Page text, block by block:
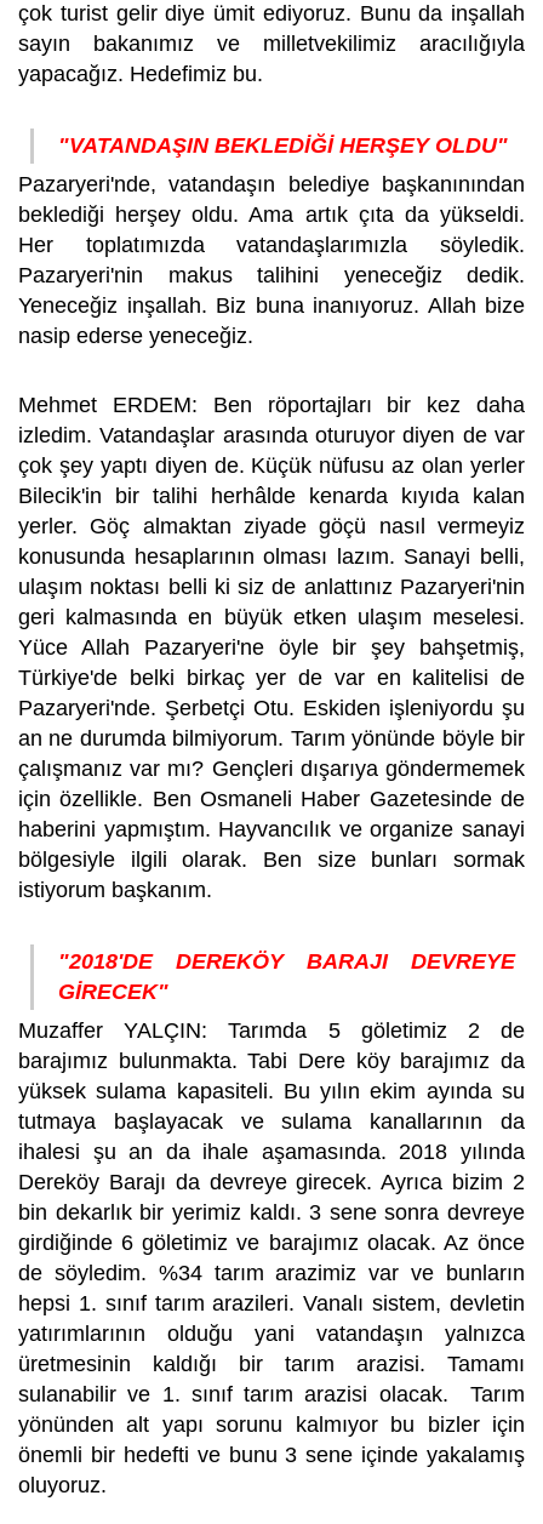
çok turist gelir diye ümit ediyoruz. Bunu da inşallah
sayın bakanımız ve milletvekilimiz aracılığıyla
yapacağız. Hedefimiz bu.
"VATANDAŞIN BEKLEDİĞİ HERŞEY OLDU"
Pazaryeri'nde, vatandaşın belediye başkanınından
beklediği herşey oldu. Ama artık çıta da yükseldi.
Her toplatımızda vatandaşlarımızla söyledik.
Pazaryeri'nin makus talihini yeneceğiz dedik.
Yeneceğiz inşallah. Biz buna inanıyoruz. Allah bize
nasip ederse yeneceğiz.
Mehmet ERDEM: Ben röportajları bir kez daha
izledim. Vatandaşlar arasında oturuyor diyen de var
çok şey yaptı diyen de. Küçük nüfusu az olan yerler
Bilecik'in bir talihi herhâlde kenarda kıyıda kalan
yerler. Göç almaktan ziyade göçü nasıl vermeyiz
konusunda hesaplarının olması lazım. Sanayi belli,
ulaşım noktası belli ki siz de anlattınız Pazaryeri'nin
geri kalmasında en büyük etken ulaşım meselesi.
Yüce Allah Pazaryeri'ne öyle bir şey bahşetmiş,
Türkiye'de belki birkaç yer de var en kalitelisi de
Pazaryeri'nde. Şerbetçi Otu. Eskiden işleniyordu şu
an ne durumda bilmiyorum. Tarım yönünde böyle bir
çalışmanız var mı? Gençleri dışarıya göndermemek
için özellikle. Ben Osmaneli Haber Gazetesinde de
haberini yapmıştım. Hayvancılık ve organize sanayi
bölgesiyle ilgili olarak. Ben size bunları sormak
istiyorum başkanım.
"2018'DE DEREKÖY BARAJI DEVREYE
GİRECEK"
Muzaffer YALÇIN: Tarımda 5 göletimiz 2 de
barajımız bulunmakta. Tabi Dere köy barajımız da
yüksek sulama kapasiteli. Bu yılın ekim ayında su
tutmaya başlayacak ve sulama kanallarının da
ihalesi şu an da ihale aşamasında. 2018 yılında
Dereköy Barajı da devreye girecek. Ayrıca bizim 2
bin dekarlık bir yerimiz kaldı. 3 sene sonra devreye
girdiğinde 6 göletimiz ve barajımız olacak. Az önce
de söyledim. %34 tarım arazimiz var ve bunların
hepsi 1. sınıf tarım arazileri. Vanalı sistem, devletin
yatırımlarının olduğu yani vatandaşın yalnızca
üretmesinin kaldığı bir tarım arazisi. Tamamı
sulanabilir ve 1. sınıf tarım arazisi olacak. Tarım
yönünden alt yapı sorunu kalmıyor bu bizler için
önemli bir hedefti ve bunu 3 sene içinde yakalamış
oluyoruz.